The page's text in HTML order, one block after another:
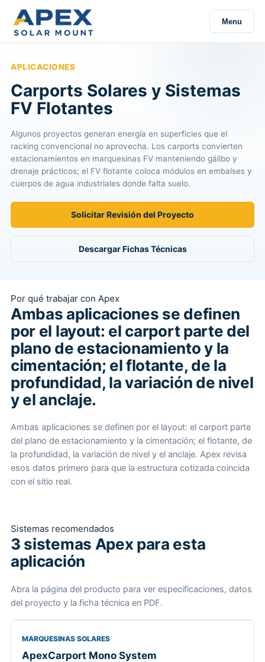
Menu
APLICACIONES
Carports Solares y Sistemas
FV Flotantes
Algunos proyectos generan energía en superficies que el
racking convencional no aprovecha. Los carports convierten
estacionamientos en marquesinas FV manteniendo gálibo y
drenaje prácticos; el FV flotante coloca módulos en embalses y
cuerpos de agua industriales donde falta suelo.
Solicitar Revisión del Proyecto
Descargar Fichas Técnicas
Por qué trabajar con Apex
Ambas aplicaciones se definen
por el layout: el carport parte del
plano de estacionamiento y la
cimentación; el flotante, de la
profundidad, la variación de nivel
y el anclaje.
Ambas aplicaciones se definen por el layout: el carport parte
del plano de estacionamiento y la cimentación; el flotante, de
la profundidad, la variación de nivel y el anclaje. Apex revisa
esos datos primero para que la estructura cotizada coincida
con el sitio real.
Sistemas recomendados
3 sistemas Apex para esta
aplicación
Abra la página del producto para ver especificaciones, datos
del proyecto y la ficha técnica en PDF.
MARQUESINAS SOLARES
ApexCarport Mono System